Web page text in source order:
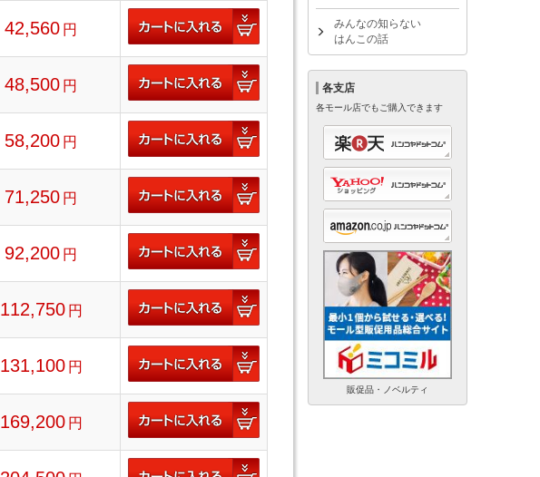
42,560 円
48,500 円
58,200 円
71,250 円
92,200 円
112,750 円
131,100 円
169,200 円
みんなの知らない
はんこの話
各支店
各モール店でもご購入できます
販促品・ノベルティ